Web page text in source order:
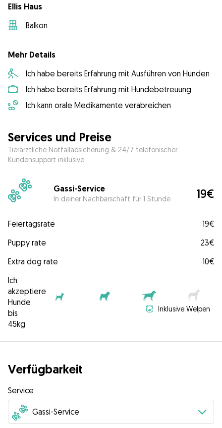
Ellis Haus
Balkon
Mehr Details
Ich habe bereits Erfahrung mit Ausführen von Hunden
Ich habe bereits Erfahrung mit Hundebetreuung
Ich kann orale Medikamente verabreichen
Services und Preise
Tierärztliche Notfallabsicherung & 24/7 telefonischer
Kundensupport inklusive
Gassi-Service
In deiner Nachbarschaft für 1 Stunde 19€
Feiertagsrate
19€
Puppy rate
23€
Extra dog rate
10€
Ich
akzeptiere
Hunde
bis
45kg
Inklusive Welpen
Verfügbarkeit
Service